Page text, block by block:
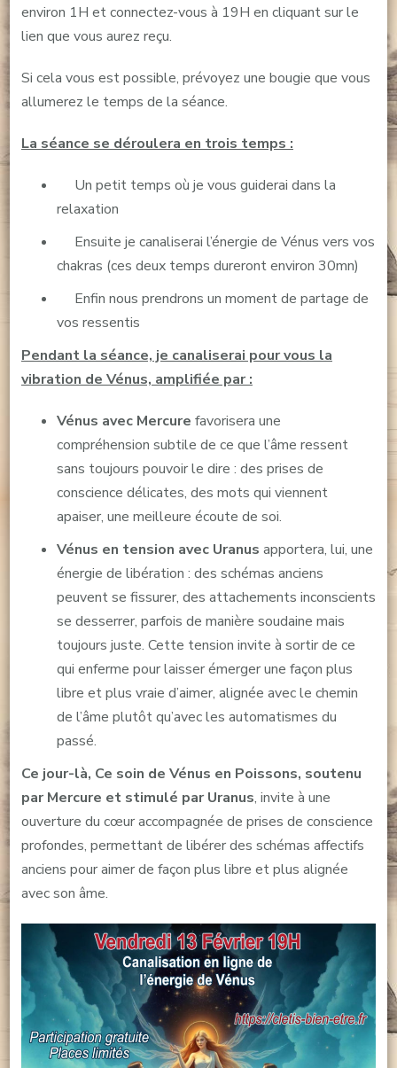
environ 1H et connectez-vous à 19H en cliquant sur le
lien que vous aurez reçu.
Si cela vous est possible, prévoyez une bougie que vous
allumerez le temps de la séance.
La séance se déroulera en trois temps :
Un petit temps où je vous guiderai dans la
relaxation
Ensuite je canaliserai l’énergie de Vénus vers vos
chakras (ces deux temps dureront environ 30mn)
Enfin nous prendrons un moment de partage de
vos ressentis
Pendant la séance, je canaliserai pour vous la
vibration de Vénus, amplifiée par :
Vénus avec Mercure favorisera une
compréhension subtile de ce que l’âme ressent
sans toujours pouvoir le dire : des prises de
conscience délicates, des mots qui viennent
apaiser, une meilleure écoute de soi.
Vénus en tension avec Uranus apportera, lui, une
énergie de libération : des schémas anciens
peuvent se fissurer, des attachements inconscients
se desserrer, parfois de manière soudaine mais
toujours juste. Cette tension invite à sortir de ce
qui enferme pour laisser émerger une façon plus
libre et plus vraie d’aimer, alignée avec le chemin
de l’âme plutôt qu’avec les automatismes du
passé.
Ce jour-là, Ce soin de Vénus en Poissons, soutenu
par Mercure et stimulé par Uranus, invite à une
ouverture du cœur accompagnée de prises de conscience
profondes, permettant de libérer des schémas affectifs
anciens pour aimer de façon plus libre et plus alignée
avec son âme.